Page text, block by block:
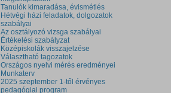
Tanulók kimaradása, évismétlés
Hétvégi házi feladatok, dolgozatok
szabályai
Az osztályozó vizsga szabályai
Értékelési szabályzat
Középiskolák visszajelzése
Választható tagozatok
Országos nyelvi mérés eredményei
Munkaterv
2025 szeptember 1-től érvényes
pedagógiai program